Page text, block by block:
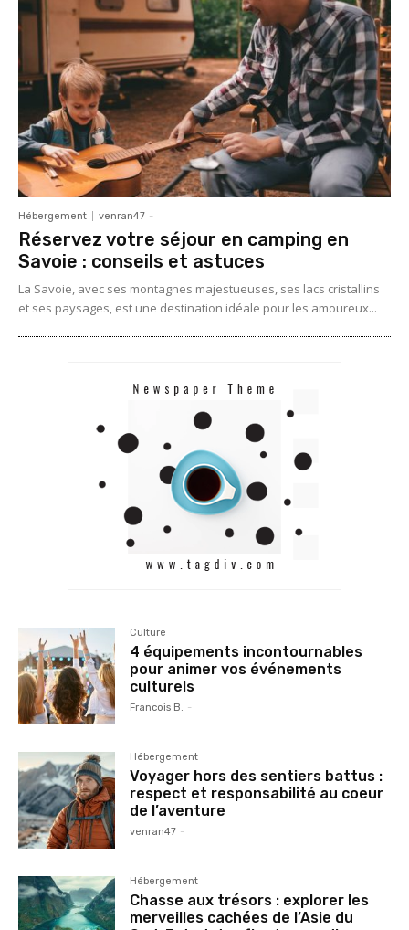
Hébergement venran47 -
Réservez votre séjour en camping en
Savoie : conseils et astuces
La Savoie, avec ses montagnes majestueuses, ses lacs cristallins
et ses paysages, est une destination idéale pour les amoureux...
Culture
4 équipements incontournables
pour animer vos événements
culturels
Francois B. -
Hébergement
Voyager hors des sentiers battus :
respect et responsabilité au coeur
de l’aventure
venran47 -
Hébergement
Chasse aux trésors : explorer les
merveilles cachées de l’Asie du